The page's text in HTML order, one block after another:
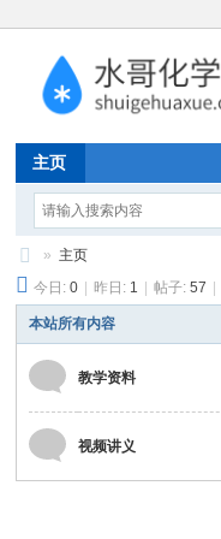
主页
水
哥
化
» 主页
今日:0 昨日: 1 帖子:57
本站所有内容
教学资料
视频讲义